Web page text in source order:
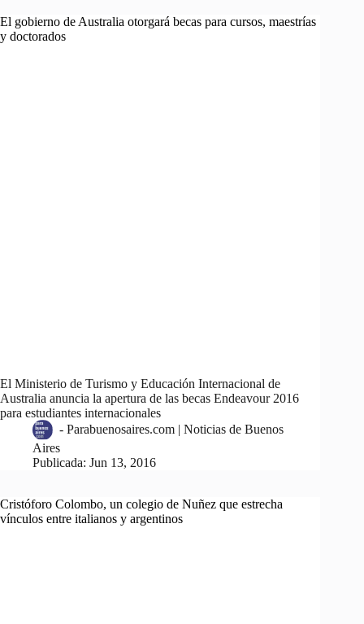
El gobierno de Australia otorgará becas para cursos, maestrías
y doctorados
El Ministerio de Turismo y Educación Internacional de
Australia anuncia la apertura de las becas Endeavour 2016
para estudiantes internacionales
- Parabuenosaires.com | Noticias de Buenos
Aires
Publicada: Jun 13, 2016
Cristóforo Colombo, un colegio de Nuñez que estrecha
vínculos entre italianos y argentinos